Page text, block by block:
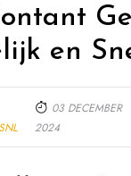
en
03 DECEMBER
2024